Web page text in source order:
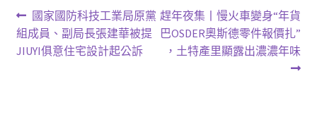
文
章
上
一
篇
國家國防科技工業局原黨
組成員、副局長張建華被提
JIUYI俱意住宅設計起公訴
下
一
篇
趕年夜集丨慢火車變身“年貨
巴OSDER奧斯德零件報價扎”
，土特產里顯露出濃濃年味